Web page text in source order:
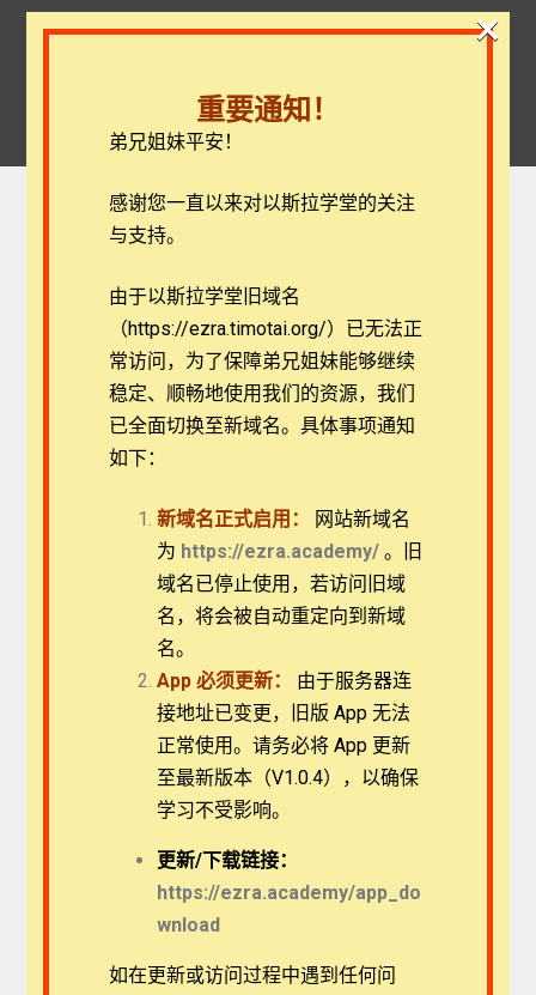
我的账户
我的账户
登录
用户名或电子邮件*
记住我
登录
忘记密码？
重要通知！
弟兄姐妹平安！
感谢您一直以来对以斯拉学堂的关注
与支持。
由于以斯拉学堂旧域名
（https://ezra.timotai.org/）已无法正
常访问， 为了保障弟兄姐妹能够继续
稳定、顺畅地使用我们的资源，我们
已全面切换至新域名。具体事项通知
如下：
新域名正式启用：
网站新域名
为 https://ezra.academy/ 。旧
域名已停止使用，若访问旧域
名，将会被自动重定向到新域
名。
App必须更新：
由于服务器连
接地址已变更，旧版 App 无法
正常使用。请务必将 App 更新
至最新版本（V1.0.4），以确保
学习不受影响。
更新/下载链接：
https://ezra.academy/app_do
wnload
如在更新或访问过程中遇到任何问
×